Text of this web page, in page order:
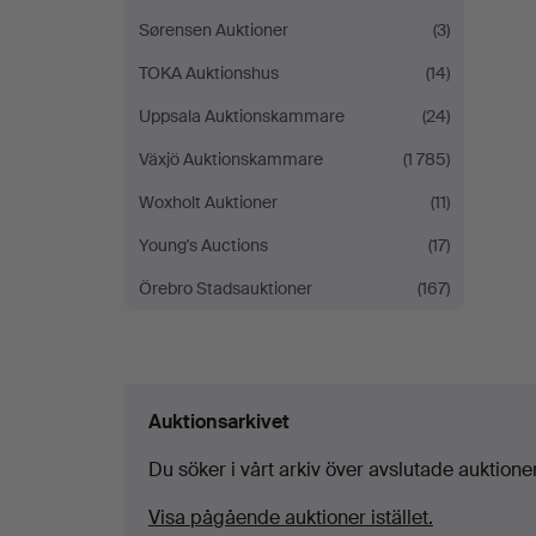
Sørensen Auktioner
(3)
TOKA Auktionshus
(14)
Uppsala Auktionskammare
(24)
Växjö Auktionskammare
(1 785)
Woxholt Auktioner
(11)
Young's Auctions
(17)
Örebro Stadsauktioner
(167)
Auktionsarkivet
Du söker i vårt arkiv över avslutade
Visa pågående auktioner istället.